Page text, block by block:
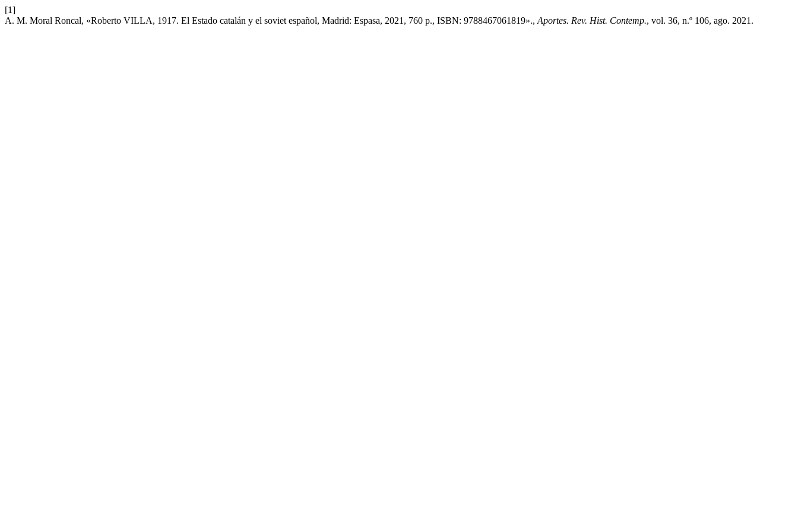
[1]
A. M. Moral Roncal, «Roberto VILLA, 1917. El Estado catalán y el soviet español, Madrid: Espasa, 2021, 760 p., ISBN: 9788467061819»., Aportes. Rev. Hist. Contemp., vol. 36, n.º 106, ago. 2021.